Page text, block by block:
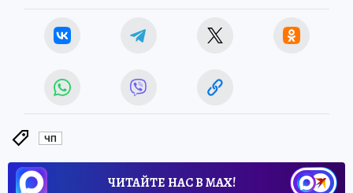
ЧП
ЧИТАЙТЕ НАС В МАХ!